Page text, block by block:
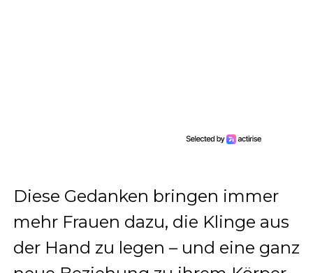
Diese Gedanken bringen immer
mehr Frauen dazu, die Klinge aus
der Hand zu legen – und eine ganz